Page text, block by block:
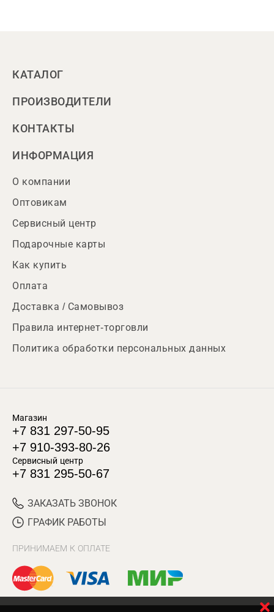
КАТАЛОГ
ПРОИЗВОДИТЕЛИ
КОНТАКТЫ
ИНФОРМАЦИЯ
О компании
Оптовикам
Сервисный центр
Подарочные карты
Как купить
Оплата
Доставка / Самовывоз
Правила интернет-торговли
Политика обработки персональных данных
Магазин
+7 831 297-50-95
+7 910-393-80-26
Сервисный центр
+7 831 295-50-67
ЗАКАЗАТЬ ЗВОНОК
ГРАФИК РАБОТЫ
ПРИНИМАЕМ К ОПЛАТЕ